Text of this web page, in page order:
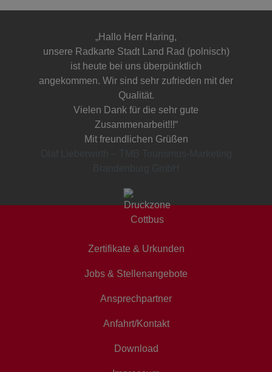
„Hallo Herr Haring,
unsere Radkarte Stadt Land Rad (polnisch)
ist heute bei uns überpünktlich
angekommen. Wir sind sehr zufrieden mit der
Qualität.
Vielen Dank für die sehr gute
Zusammenarbeit!!!“
Mit freundlichen Grüßen
Zertifikate & Urkunden
Jobs & Stellenangebote
Ansprechpartner
Anfahrt/Kontakt
Download